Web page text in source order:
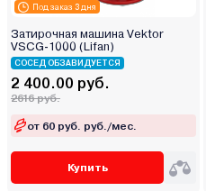
Под заказ 3 дня
Затирочная машина Vektor
VSCG-1000 (Lifan)
СОСЕД ОБЗАВИДУЕТСЯ
2 400.00 руб.
2616 руб.
от 60 руб. руб./мес.
Купить